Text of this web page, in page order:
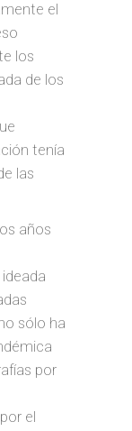
el
los
de los
tenía
las
años
sólo ha
por
el